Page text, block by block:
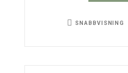
SNABBVISNING